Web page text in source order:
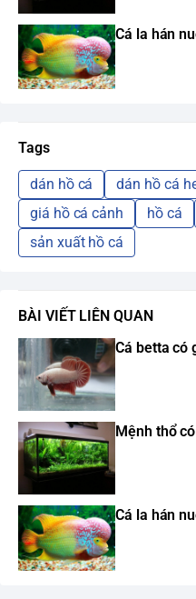
Cá la hán
Tags
dán hồ cá
dán hồ cá
giá hồ cá cảnh
hồ cá
sản xuất hồ cá
BÀI VIẾT LIÊN QUAN
Cá betta có
Mệnh thổ
Cá la hán